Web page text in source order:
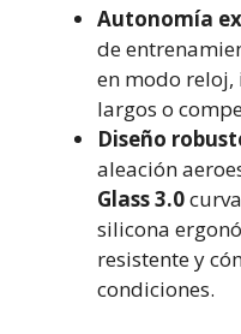
Autonomía
de
en modo
largos o
Diseño
aleación
Glass 3.0
silicona
resistente y
condiciones.